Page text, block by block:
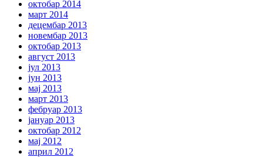
октобар 2014
март 2014
децембар 2013
новембар 2013
октобар 2013
август 2013
јул 2013
јун 2013
мај 2013
март 2013
фебруар 2013
јануар 2013
октобар 2012
мај 2012
април 2012